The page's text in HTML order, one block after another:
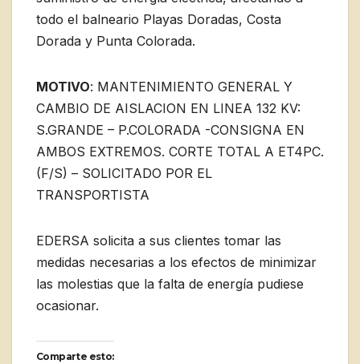
todo el balneario Playas Doradas, Costa
Dorada y Punta Colorada.
MOTIVO: MANTENIMIENTO GENERAL Y
CAMBIO DE AISLACION EN LINEA 132 KV:
S.GRANDE – P.COLORADA -CONSIGNA EN
AMBOS EXTREMOS. CORTE TOTAL A ET4PC.
(F/S) – SOLICITADO POR EL
TRANSPORTISTA
EDERSA solicita a sus clientes tomar las
medidas necesarias a los efectos de minimizar
las molestias que la falta de energía pudiese
ocasionar.
Comparte esto: